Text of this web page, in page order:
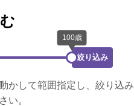
絞り込み
かして範囲指定し、絞り込み
い。